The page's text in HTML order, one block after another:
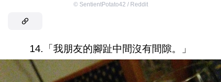
© SentientPotato42 / Reddit
14.「我朋友的腳趾中間沒有間隙。」